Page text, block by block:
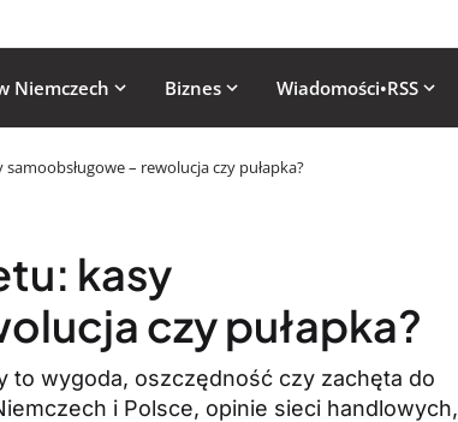
Niemczech Biznes Wiadomości•RSS
– rewolucja czy pułapka?
kasy
czy pułapka?
to wygoda, oszczędność czy zachęta do
i Polsce, opinie sieci handlowych,